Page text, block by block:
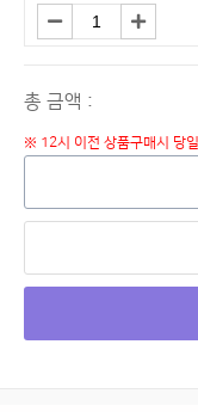
총 금액 :
※ 12시 이전 상품구매시 당